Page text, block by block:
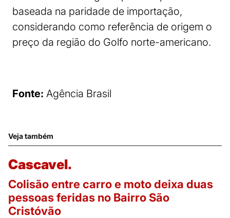
baseada na paridade de importação,
considerando como referência de origem o
preço da região do Golfo norte-americano.
Fonte: Agência Brasil
Veja também
Cascavel.
Colisão entre carro e moto deixa duas
pessoas feridas no Bairro São
Cristóvão